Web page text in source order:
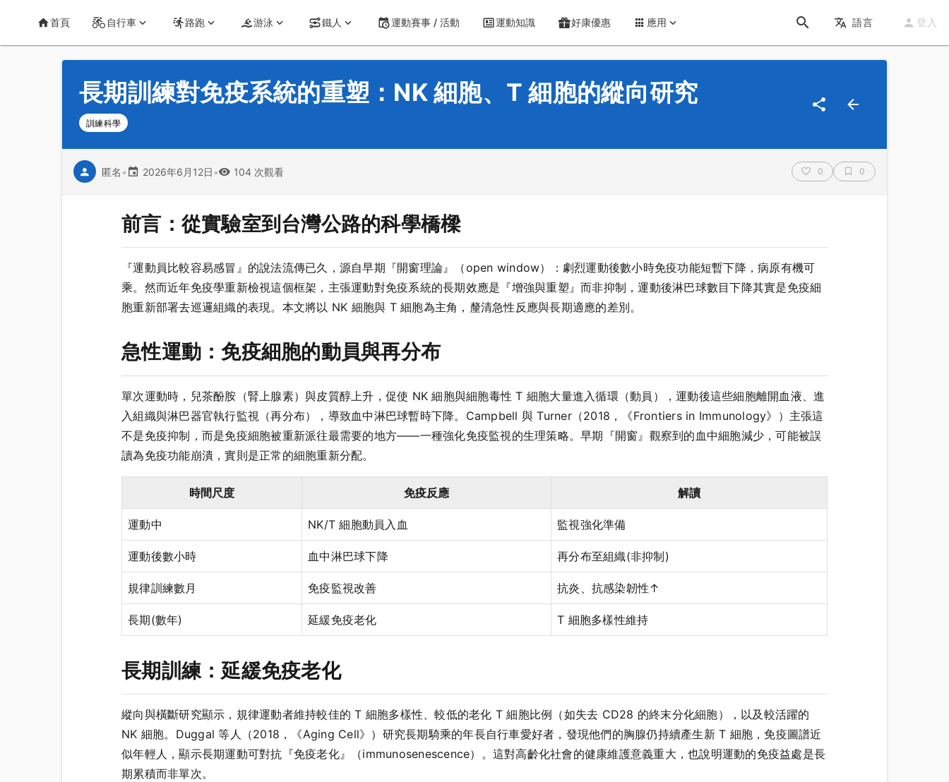
CT Yeh 公路車基地
首頁 自行車 路跑 游泳 鐵人 運動賽事 / 活動 運動知識 好康優惠 應用 語言 登入
運動知識 詳情
長期訓練對免疫系統的重塑：NK 細胞、T 細胞的縱向研究
訓練科學
匿名 • 2026年6月12日 • 104 次觀看 0 0
前言：從實驗室到台灣公路的科學橋樑
『運動員比較容易感冒』的說法流傳已久，源自早期『開窗理論』（open window）：劇烈運動後數小時免疫功能短暫下降，病原有機可
乘。然而近年免疫學重新檢視這個框架，主張運動對免疫系統的長期效應是『增強與重塑』而非抑制，運動後淋巴球數目下降其實是免疫細
胞重新部署去巡邏組織的表現。本文將以 NK 細胞與 T 細胞為主角，釐清急性反應與長期適應的差別。
急性運動：免疫細胞的動員與再分布
單次運動時，兒茶酚胺（腎上腺素）與皮質醇上升，促使 NK 細胞與細胞毒性 T 細胞大量進入循環（動員），運動後這些細胞離開血液、進
入組織與淋巴器官執行監視（再分布），導致血中淋巴球暫時下降。Campbell 與 Turner（2018，《Frontiers in Immunology》）主張這
不是免疫抑制，而是免疫細胞被重新派往最需要的地方——一種強化免疫監視的生理策略。早期『開窗』觀察到的血中細胞減少，可能被誤
讀為免疫功能崩潰，實則是正常的細胞重新分配。
時間尺度 免疫反應 解讀
運動中 NK/T 細胞動員入血 監視強化準備
運動後數小時 血中淋巴球下降 再分布至組織(非抑制)
規律訓練數月 免疫監視改善 抗炎、抗感染韌性↑
長期(數年) 延緩免疫老化 T 細胞多樣性維持
長期訓練：延緩免疫老化
縱向與橫斷研究顯示，規律運動者維持較佳的 T 細胞多樣性、較低的老化 T 細胞比例（如失去 CD28 的終末分化細胞），以及較活躍的
NK 細胞。Duggal 等人（2018，《Aging Cell》）研究長期騎乘的年長自行車愛好者，發現他們的胸腺仍持續產生新 T 細胞，免疫圖譜近
似年輕人，顯示長期運動可對抗『免疫老化』（immunosenescence）。這對高齡化社會的健康維護意義重大，也說明運動的免疫益處是長
期累積而非單次。